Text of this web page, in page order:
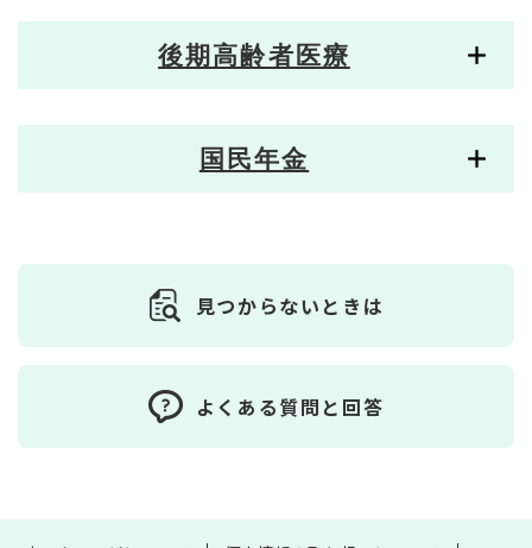
後期高齢者医療
国民年金
見つからないときは
よくある質問と回答